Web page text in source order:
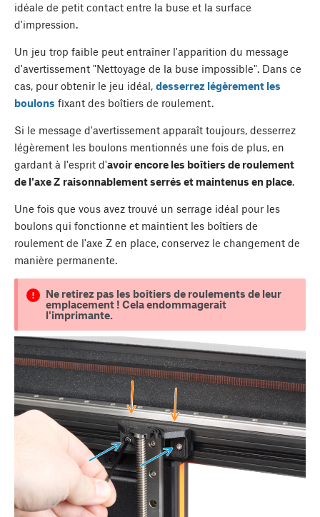
idéale de petit contact entre la buse et la surface
d'impression.
Un jeu trop faible peut entraîner l'apparition du message
d'avertissement "Nettoyage de la buse impossible". Dans ce
cas, pour obtenir le jeu idéal, desserrez légèrement les
boulons fixant des boîtiers de roulement.
Si le message d'avertissement apparaît toujours, desserrez
légèrement les boulons mentionnés une fois de plus, en
gardant à l'esprit d'avoir encore les boîtiers de roulement
de l'axe Z raisonnablement serrés et maintenus en place.
Une fois que vous avez trouvé un serrage idéal pour les
boulons qui fonctionne et maintient les boîtiers de
roulement de l'axe Z en place, conservez le changement de
manière permanente.
Ne retirez pas les boîtiers de roulements de leur
emplacement ! Cela endommagerait
l'imprimante.